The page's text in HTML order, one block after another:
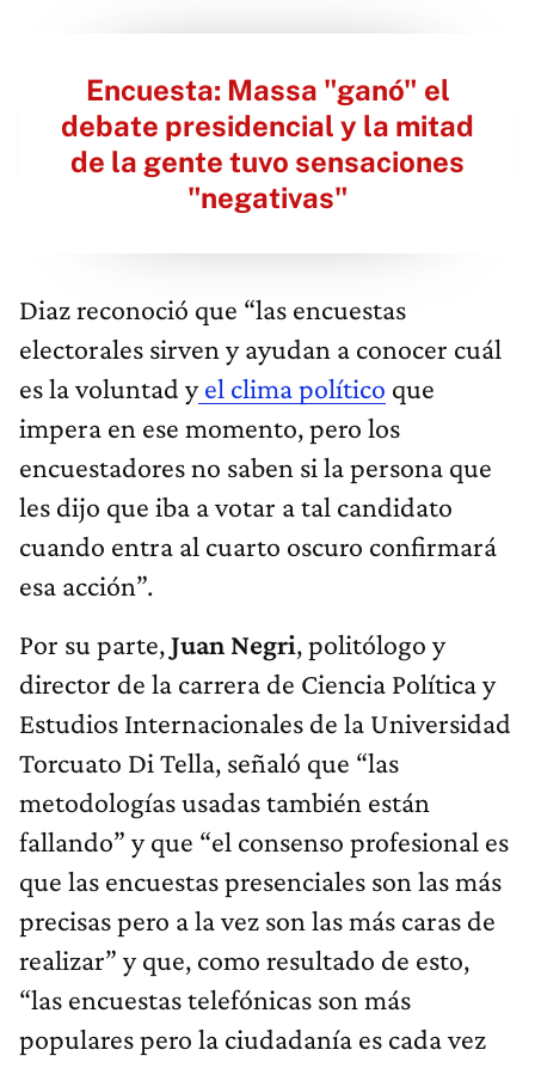
Encuesta: Massa "ganó" el
debate presidencial y la mitad
de la gente tuvo sensaciones
"negativas"
Diaz reconoció que “las encuestas
electorales sirven y ayudan a conocer cuál
es la voluntad yel clima político que
impera en ese momento, pero los
encuestadores no saben si la persona que
les dijo que iba a votar a tal candidato
cuando entra al cuarto oscuro confirmará
esa acción”.
Por su parte,Juan Negri, politólogo y
director de la carrera de Ciencia Política y
Estudios Internacionales de la Universidad
Torcuato Di Tella, señaló que “las
metodologías usadas también están
fallando” y que “el consenso profesional es
que las encuestas presenciales son las más
precisas pero a la vez son las más caras de
realizar” y que, como resultado de esto,
“las encuestas telefónicas son más
populares pero la ciudadanía es cada vez